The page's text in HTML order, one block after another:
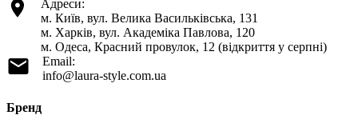
Адреси:
м. Київ, вул. Велика Васильківська, 131
м. Харків, вул. Академіка Павлова, 120
м. Одеса, Красний провулок, 12 (відкриття у серпні)
Email:
info@laura-style.com.ua
Бренд